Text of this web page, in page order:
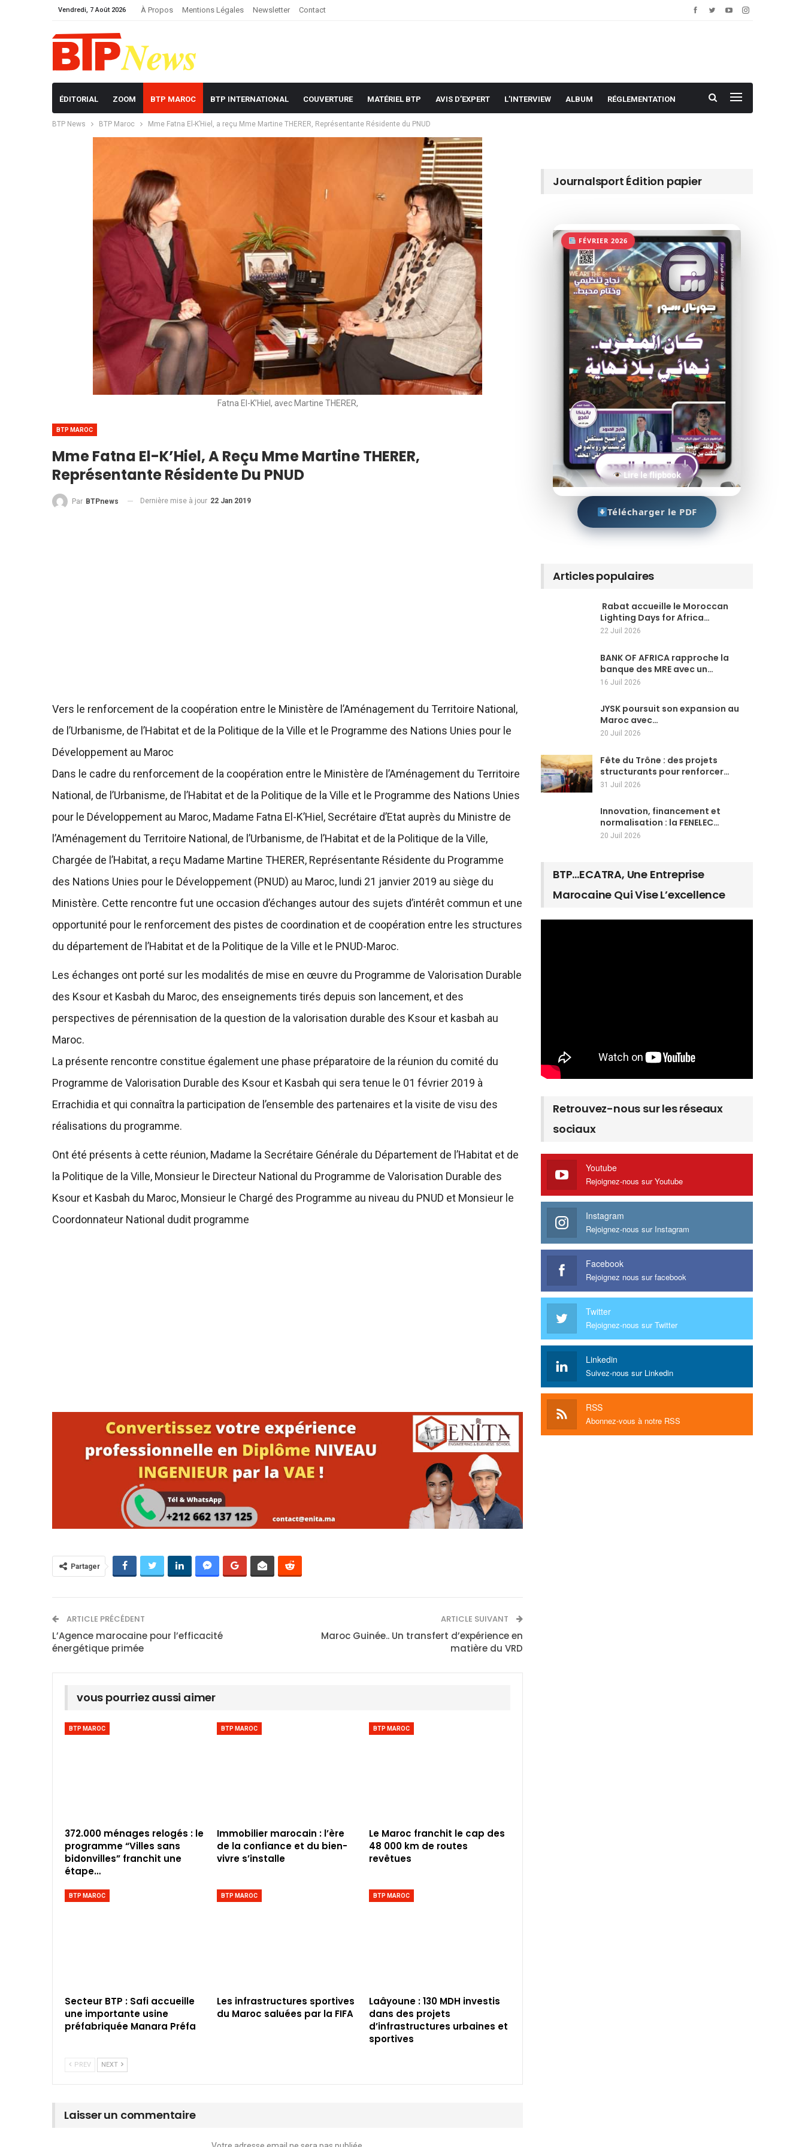
Vendredi, 7 Août 2026 À Propos Mentions Légales Newsletter Contact
ÉDITORIAL ZOOM BTP MAROC BTP INTERNATIONAL COUVERTURE MATÉRIEL BTP AVIS D’EXPERT L’INTERVIEW ALBUM RÉGLEMENTATION
BTP News BTP Maroc Mme Fatna El-K’Hiel, a reçu Mme Martine THERER, Représentante Résidente du PNUD
Fatna El-K’Hiel, avec Martine THERER,
BTP MAROC
Mme Fatna El-K’Hiel, A Reçu Mme Martine THERER,
Représentante Résidente Du PNUD
Par BTPnews Dernière mise à jour 22 Jan 2019
Vers le renforcement de la coopération entre le Ministère de l’Aménagement du Territoire National,
de l’Urbanisme, de l’Habitat et de la Politique de la Ville et le Programme des Nations Unies pour le
Développement au Maroc
Dans le cadre du renforcement de la coopération entre le Ministère de l’Aménagement du Territoire
National, de l’Urbanisme, de l’Habitat et de la Politique de la Ville et le Programme des Nations Unies
pour le Développement au Maroc, Madame Fatna El-K’Hiel, Secrétaire d’Etat auprès du Ministre de
l’Aménagement du Territoire National, de l’Urbanisme, de l’Habitat et de la Politique de la Ville,
Chargée de l’Habitat, a reçu Madame Martine THERER, Représentante Résidente du Programme
des Nations Unies pour le Développement (PNUD) au Maroc, lundi 21 janvier 2019 au siège du
Ministère. Cette rencontre fut une occasion d’échanges autour des sujets d’intérêt commun et une
opportunité pour le renforcement des pistes de coordination et de coopération entre les structures
du département de l’Habitat et de la Politique de la Ville et le PNUD-Maroc.
Les échanges ont porté sur les modalités de mise en œuvre du Programme de Valorisation Durable
des Ksour et Kasbah du Maroc, des enseignements tirés depuis son lancement, et des
perspectives de pérennisation de la question de la valorisation durable des Ksour et kasbah au
Maroc.
La présente rencontre constitue également une phase préparatoire de la réunion du comité du
Programme de Valorisation Durable des Ksour et Kasbah qui sera tenue le 01 février 2019 à
Errachidia et qui connaîtra la participation de l’ensemble des partenaires et la visite de visu des
réalisations du programme.
Ont été présents à cette réunion, Madame la Secrétaire Générale du Département de l’Habitat et de
la Politique de la Ville, Monsieur le Directeur National du Programme de Valorisation Durable des
Ksour et Kasbah du Maroc, Monsieur le Chargé des Programme au niveau du PNUD et Monsieur le
Coordonnateur National dudit programme
Partager
ARTICLE PRÉCÉDENT
L’Agence marocaine pour l’efficacité
énergétique primée
ARTICLE SUIVANT
Maroc Guinée.. Un transfert d’expérience en
matière du VRD
vous pourriez aussi aimer
BTP MAROC
372.000 ménages relogés : le
programme “Villes sans
bidonvilles” franchit une
étape…
BTP MAROC
Immobilier marocain : l’ère
de la confiance et du bien-
vivre s’installe
BTP MAROC
Le Maroc franchit le cap des
48 000 km de routes
revêtues
BTP MAROC
Secteur BTP : Safi accueille
une importante usine
préfabriquée Manara Préfa
BTP MAROC
Les infrastructures sportives
du Maroc saluées par la FIFA
BTP MAROC
Laâyoune : 130 MDH investis
dans des projets
d’infrastructures urbaines et
sportives
PREV NEXT
Laisser un commentaire
Journalsport Édition papier
FÉVRIER 2026
Lire le flipbook
Télécharger le PDF
Articles populaires
Rabat accueille le Moroccan
Lighting Days for Africa…
22 Juil 2026
BANK OF AFRICA rapproche la
banque des MRE avec un…
16 Juil 2026
JYSK poursuit son expansion au
Maroc avec…
20 Juil 2026
Fête du Trône : des projets
structurants pour renforcer…
31 Juil 2026
Innovation, financement et
normalisation : la FENELEC…
20 Juil 2026
BTP…ECATRA, Une Entreprise
Marocaine Qui Vise L’excellence
Retrouvez-nous sur les réseaux
sociaux
Youtube
Rejoignez-nous sur Youtube
Instagram
Rejoignez-nous sur Instagram
Facebook
Rejoignez nous sur facebook
Twitter
Rejoignez-nous sur Twitter
Linkedin
Suivez-nous sur Linkedin
RSS
Abonnez-vous à notre RSS